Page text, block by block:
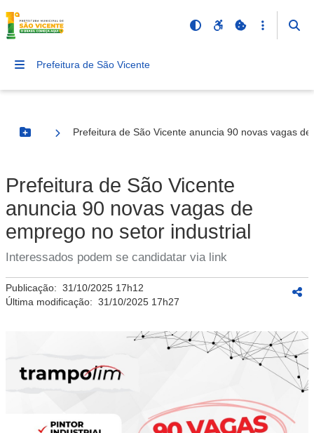
Prefeitura de São Vicente
Botão Menu
Prefeitura de São Vicente anuncia 90 novas vagas
Prefeitura de São Vicente
anuncia 90 novas vagas de
emprego no setor industrial
Interessados podem se candidatar via link
Publicação: 31/10/2025 17h12
Última modificação: 31/10/2025 17h27